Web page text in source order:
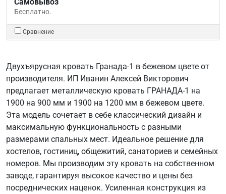
Бесплатно.
Сравнение
Двухъярусная кровать Гранада-1 в бежевом цвете от
производителя. ИП Иванин Алексей Викторович
предлагает металлическую кровать ГРАНАДА-1 на
1900 на 900 мм и 1900 на 1200 мм в бежевом цвете.
Эта модель сочетает в себе классический дизайн и
максимальную функциональность с разными
размерами спальных мест. Идеальное решение для
хостелов, гостиниц, общежитий, санаториев и семейных
номеров. Мы производим эту кровать на собственном
заводе, гарантируя высокое качество и цены без
посреднических наценок. Усиленная конструкция из